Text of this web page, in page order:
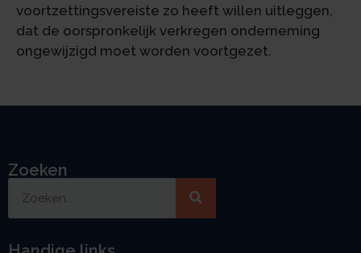
voortzettingsvereiste zo heeft willen uitleggen,
dat de oorspronkelijk verkregen onderneming
ongewijzigd moet worden voortgezet.
Zoeken